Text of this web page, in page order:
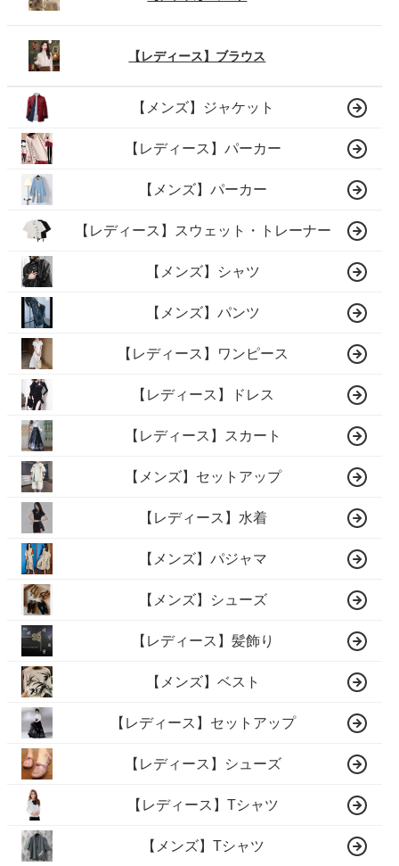
【レディース】ブラウス
【メンズ】ジャケット
【レディース】パーカー
【メンズ】パーカー
【レディース】スウェット・トレーナー
【メンズ】シャツ
【メンズ】パンツ
【レディース】ワンピース
【レディース】ドレス
【レディース】スカート
【メンズ】セットアップ
【レディース】水着
【メンズ】パジャマ
【メンズ】シューズ
【レディース】髪飾り
【メンズ】ベスト
【レディース】セットアップ
【レディース】シューズ
【レディース】Tシャツ
【メンズ】Tシャツ